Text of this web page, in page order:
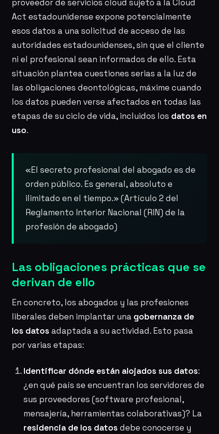
proveedor de servicios cloud sujeto a la Cloud
Act estadounidense expone potencialmente
esos datos a una solicitud de acceso de las
autoridades estadounidenses, sin que el cliente
ni el profesional sean informados de ello. Esta
situación plantea cuestiones serias a la luz de
las obligaciones deontológicas, máxime cuando
los datos pueden verse afectados en todas las
etapas de su ciclo de vida, incluidos los datos en
uso.
«El secreto profesional del abogado es de
orden público. Es general, absoluto e
ilimitado en el tiempo.» (Artículo 2 del
Reglamento Interior Nacional (RIN) de la
profesión de abogado)
Las obligaciones prácticas que se
derivan de ello
En concreto, los abogados y las profesiones
liberales deben implantar una gobernanza de
los datos adaptada a su actividad. Esto pasa
por varias etapas:
Identificar dónde están alojados sus datos:
¿en qué país se encuentran los servidores de
sus proveedores (software profesional,
mensajería, herramientas colaborativas)? La
residencia de los datos debe conocerse y